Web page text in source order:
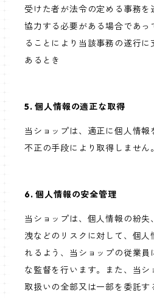
受けた者が法令の定める事務を
協力する必要がある場合であっ
ることにより当該事務の遂行
あるとき
5. 個人情報の適正な取得
当ショップは、適正に個人情
不正の手段により取得しません。
6. 個人情報の安全管理
当ショップは、個人情報の紛失
洩などのリスクに対して、個人
れるよう、当ショップの従業員
な監督を行います。また、当シ
取扱いの全部又は一部を委託す